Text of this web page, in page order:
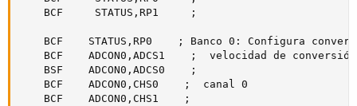
    BCF     STATUS,RP1     ;
BCF    STATUS,RP0    ; Banco 0: Configura
BCF    ADCON0,ADCS1    ;  velocidad de
    BSF    ADCON0,ADCS0    ;
    BCF    ADCON0,CHS0    ;  canal 0
    BCF    ADCON0,CHS1    ;